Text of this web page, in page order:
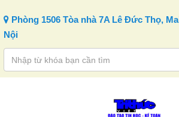
Phòng 1506 Tòa nhà 7A Lê Đức Thọ,
Nội